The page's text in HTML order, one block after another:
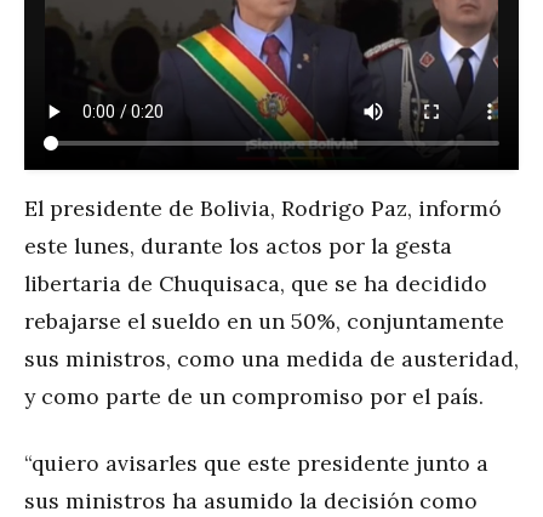
El presidente de Bolivia, Rodrigo Paz, informó
este lunes, durante los actos por la gesta
libertaria de Chuquisaca, que se ha decidido
rebajarse el sueldo en un 50%, conjuntamente
sus ministros, como una medida de austeridad,
y como parte de un compromiso por el país.
“quiero avisarles que este presidente junto a
sus ministros ha asumido la decisión como